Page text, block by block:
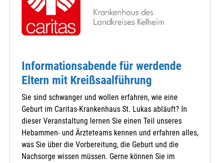
Informationsabende für werdende
Eltern mit Kreißsaalführung
Sie sind schwanger und wollen erfahren, wie eine
Geburt im Caritas-Krankenhaus St. Lukas abläuft? In
dieser Veranstaltung lernen Sie einen Teil unseres
Hebammen- und Ärzteteams kennen und erfahren alles,
was Sie über die Vorbereitung, die Geburt und die
Nachsorge wissen müssen. Gerne können Sie im